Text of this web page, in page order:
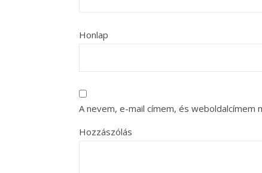
Honlap
A nevem, e-mail címem, és
Hozzászólás